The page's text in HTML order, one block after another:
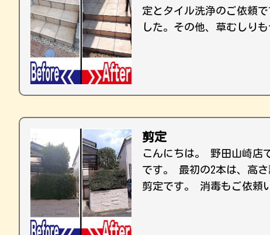
定とタイル洗浄のご依頼
した。その他、草むしり
剪定
こんにちは。 野田山崎店
です。 最初の2本は、高
剪定です。 消毒もご依頼